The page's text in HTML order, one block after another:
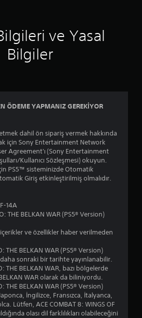
ve Yasal
Bilgiler
ÖDEME YAPMANIZ GEREKİYOR
dahil ön sipariş vermek hakkında
için Sony Entertainment Network
Agreement'ı (Sony Entertainment
Kullanıcı Sözleşmesi) okuyun.
PS5™ sisteminizde Otomatik
Giriş etkinleştirilmiş olmalıdır.
14A
THE BELKAN WAR (PS5® Version)
ve özellikler haber verilmeden
THE BELKAN WAR (PS5® Version)
sonraki bir tarihte yayınlanabilir.
THE BELKAN WAR, bazı bölgelerde
WAR olarak da biliniyordu.
THE BELKAN WAR (PS5® Version)
İngilizce, Fransızca, İtalyanca,
Lütfen, ACE COMBAT 8: WINGS OF
olası dil farklılıkları olabileceğini